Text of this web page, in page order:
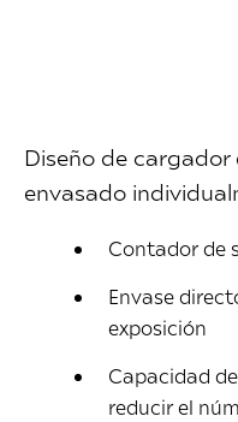
Diseño de cargador
envasado
Contador de
Envase
exposición
Capacidad
reducir el